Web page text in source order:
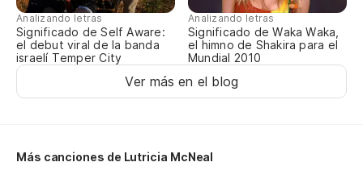
Analizando letras
Significado de Self Aware:
el debut viral de la banda
israelí Temper City
Analizando letras
Significado de Waka Waka,
el himno de Shakira para el
Mundial 2010
Ver más en el blog
Más canciones de Lutricia McNeal